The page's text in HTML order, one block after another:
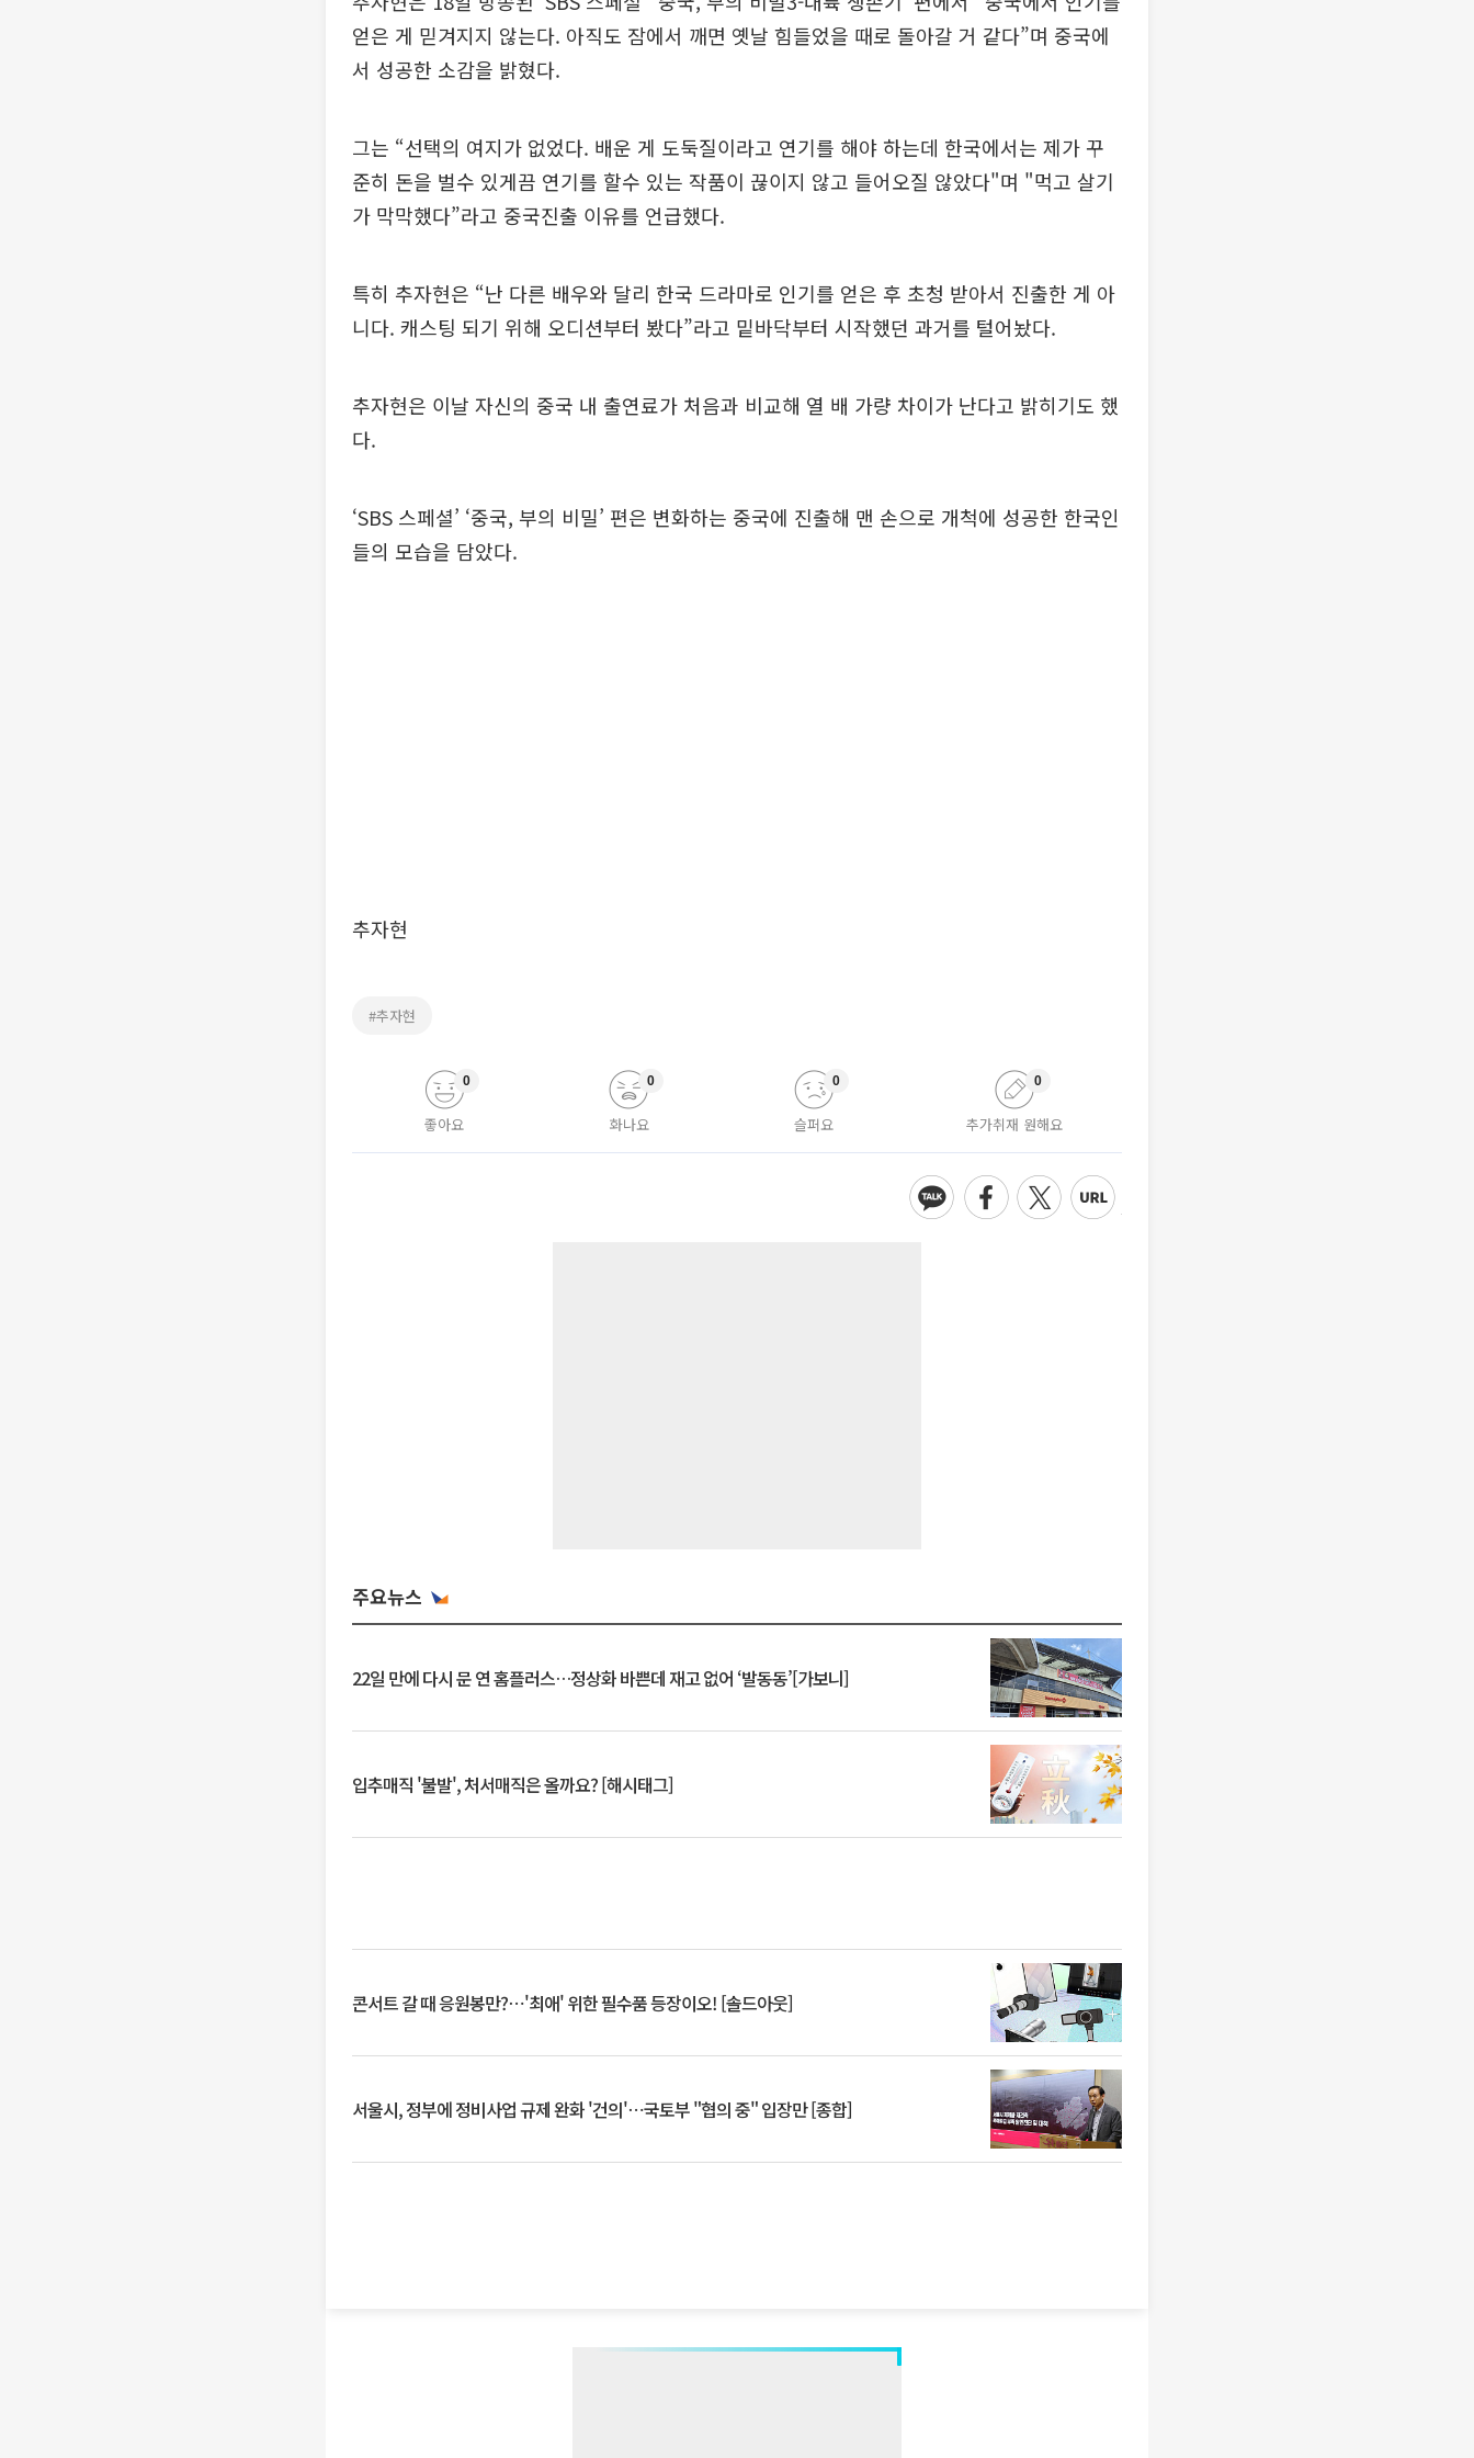
얻은 게 믿겨지지 않는다. 아직도 잠에서 깨면 옛날 힘들었을 때로 돌아갈 거 같다”며 중국에
서 성공한 소감을 밝혔다.
그는 “선택의 여지가 없었다. 배운 게 도둑질이라고 연기를 해야 하는데 한국에서는 제가 꾸
준히 돈을 벌수 있게끔 연기를 할수 있는 작품이 끊이지 않고 들어오질 않았다"며 "먹고 살기
가 막막했다”라고 중국진출 이유를 언급했다.
특히 추자현은 “난 다른 배우와 달리 한국 드라마로 인기를 얻은 후 초청 받아서 진출한 게 아
니다. 캐스팅 되기 위해 오디션부터 봤다”라고 밑바닥부터 시작했던 과거를 털어놨다.
추자현은 이날 자신의 중국 내 출연료가 처음과 비교해 열 배 가량 차이가 난다고 밝히기도 했
다.
‘SBS 스페셜’ ‘중국, 부의 비밀’ 편은 변화하는 중국에 진출해 맨 손으로 개척에 성공한 한국인
들의 모습을 담았다.
추자현
#추자현
좋아요
0
화나요
0
슬퍼요
0
추가취재 원해요
0
주요뉴스
22일 만에 다시 문 연 홈플러스…정상화 바쁜데 재고 없어 ‘발동동’[가보니]
입추매직 '불발', 처서매직은 올까요? [해시태그]
콘서트 갈 때 응원봉만?⋯'최애' 위한 필수품 등장이오! [솔드아웃]
서울시, 정부에 정비사업 규제 완화 '건의'⋯국토부 "협의 중" 입장만 [종합]